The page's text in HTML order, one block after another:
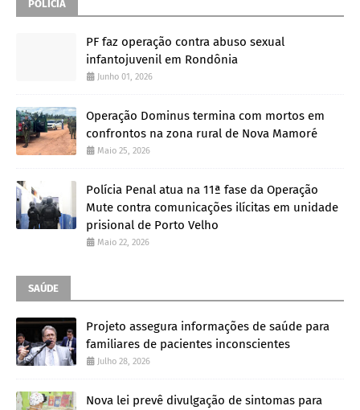
POLÍCIA
PF faz operação contra abuso sexual
infantojuvenil em Rondônia
Junho 01, 2026
Operação Dominus termina com mortos em
confrontos na zona rural de Nova Mamoré
Maio 25, 2026
Polícia Penal atua na 11ª fase da Operação
Mute contra comunicações ilícitas em unidade
prisional de Porto Velho
Maio 22, 2026
SAÚDE
Projeto assegura informações de saúde para
familiares de pacientes inconscientes
Julho 28, 2026
Nova lei prevê divulgação de sintomas para